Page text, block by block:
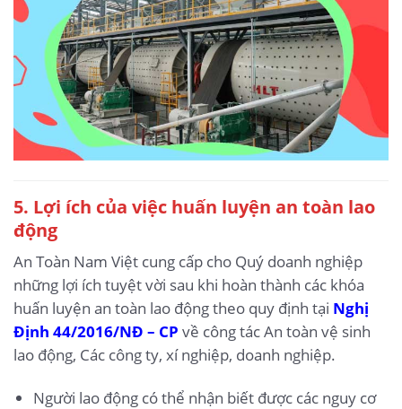
5. Lợi ích của việc huấn luyện an toàn lao
động
An Toàn Nam Việt cung cấp cho Quý doanh nghiệp
những lợi ích tuyệt vời sau khi hoàn thành các khóa
huấn luyện an toàn lao động theo quy định tại Nghị
Định 44/2016/NĐ – CP về công tác An toàn vệ sinh
lao động, Các công ty, xí nghiệp, doanh nghiệp.
Người lao động có thể nhận biết được các nguy cơ